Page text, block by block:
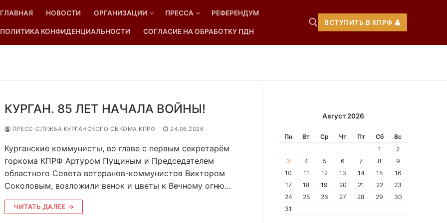
ГЛАВНАЯ НОВОСТИ ОРГАНИЗАЦИИ ПРЕССА РЕФЕРЕНДУМ
ПОЛИТИКА КОНФИДЕНЦИАЛЬНОСТИ СОГЛАСИЕ НА ОБРАБОТКУ ПДН
ВСТУПИТЬ В КПРФ
КУРГАН. 85 ЛЕТ НАЧАЛА ВОЙНЫ!
ПРЕСС-СЛУЖБА КУРГАНСКОГО ОБКОМА КПРФ 24.06.2026
Курганские коммунисты, во главе с первым секретарём
горкома КПРФ Артуром Пущиным и Председателем
областного Совета ветеранов-коммунистов Виктором
Соколовым, возложили венок и цветы к Вечному огню…
ЧИТАТЬ ДАЛЕЕ →
Август 2026
Пн Вт Ср Чт Пт Сб
Вс
1
2
3
4 5 6 7 8
9
10
11 12 13 14 15
16
17
18 19 20 21 22
23
24
25 26 27 28 29
30
31